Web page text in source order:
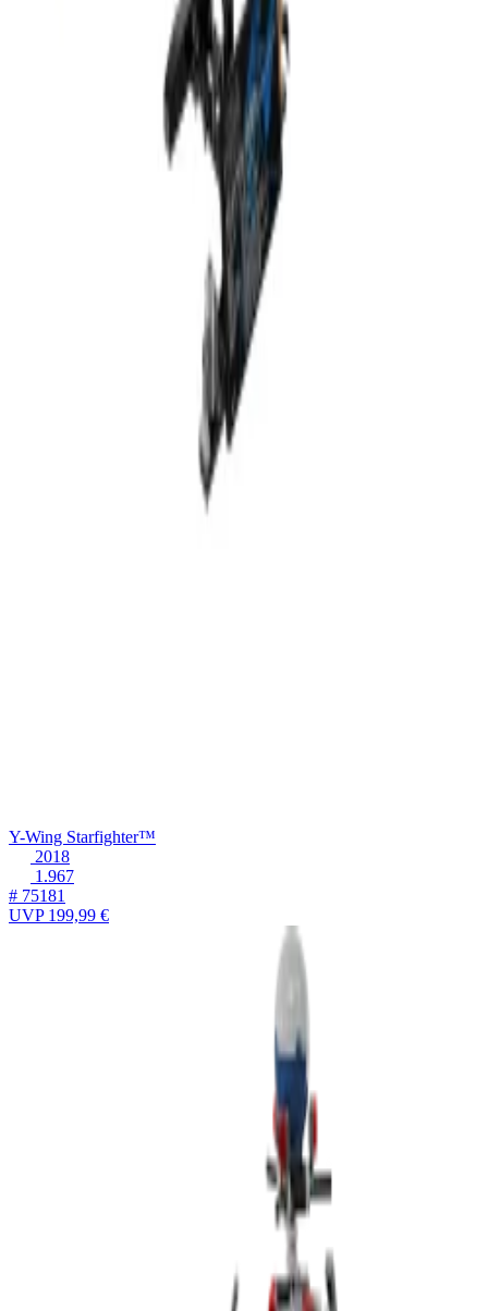
Y-Wing Starfighter™
2018
1.967
# 75181
UVP199,99 €